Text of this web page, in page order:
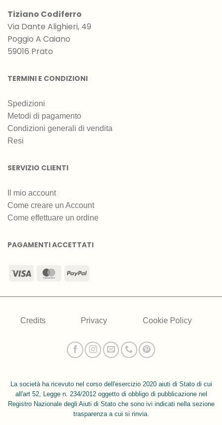
Tiziano Codiferro
Via Dante Alighieri, 49
Poggio A Caiano
59016 Prato
TERMINI E CONDIZIONI
Spedizioni
Metodi di pagamento
Condizioni generali di vendita
Resi
SERVIZIO CLIENTI
Il mio account
Come creare un Account
Come effettuare un ordine
PAGAMENTI ACCETTATI
Visa MasterCardPayPal
Credits Privacy Cookie Policy
La società ha ricevuto nel corso dell'esercizio 2020 aiuti di Stato di cui
all'art 52, Legge n. 234/2012 oggetto di obbligo di pubblicazione nel
Registro Nazionale degli Aiuti di Stato che sono ivi indicati nella sezione
trasparenza a cui si rinvia.